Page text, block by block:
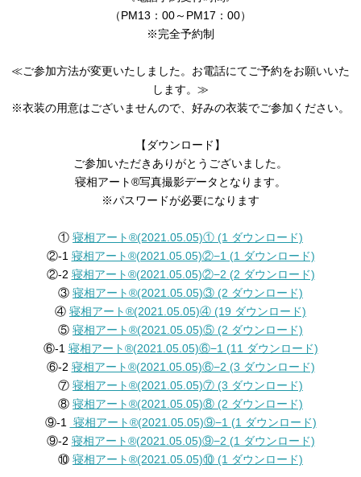
（PM13：00～PM17：00）
※完全予約制
≪ご参加方法が変更いたしました。お電話にてご予約をお願いいた
します。≫
※衣装の用意はございませんので、好みの衣装でご参加ください。
【ダウンロード】
ご参加いただきありがとうございました。
寝相アート®︎写真撮影データとなります。
※パスワードが必要になります
① 寝相アート®︎(2021.05.05)① (1 ダウンロード)
②-1 寝相アート®︎(2021.05.05)②−1 (1 ダウンロード)
②-2 寝相アート®︎(2021.05.05)②−2 (2 ダウンロード)
③ 寝相アート®︎(2021.05.05)③ (2 ダウンロード)
④ 寝相アート®︎(2021.05.05)④ (19 ダウンロード)
⑤ 寝相アート®︎(2021.05.05)⑤ (2 ダウンロード)
⑥-1 寝相アート®︎(2021.05.05)⑥−1 (11 ダウンロード)
⑥-2 寝相アート®︎(2021.05.05)⑥−2 (3 ダウンロード)
⑦ 寝相アート®︎(2021.05.05)⑦ (3 ダウンロード)
⑧ 寝相アート®︎(2021.05.05)⑧ (2 ダウンロード)
⑨-1
寝相アート®︎(2021.05.05)⑨−1 (1 ダウンロード)
⑨-2 寝相アート®︎(2021.05.05)⑨−2 (1 ダウンロード)
⑩ 寝相アート®︎(2021.05.05)⑩ (1 ダウンロード)